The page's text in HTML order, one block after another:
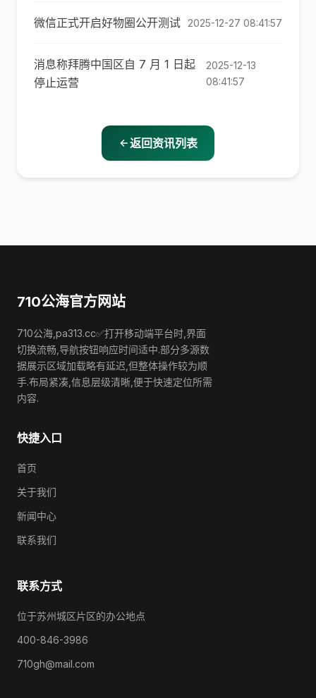
微信正式开启好物圈公开测试 2025-12-27 08:41:57
消息称拜腾中国区自 7 月 1 日起
停止运营
2025-12-13
08:41:57
返回资讯列表
710公海官方网站
710公海,pa313.cc✅打开移动端平台时,界面
切换流畅,导航按钮响应时间适中.部分多源数
据展示区域加载略有延迟,但整体操作较为顺
手.布局紧凑,信息层级清晰,便于快速定位所需
内容.
快捷入口
首页
关于我们
新闻中心
联系我们
联系方式
位于苏州城区片区的办公地点
400-846-3986
710gh@mail.com